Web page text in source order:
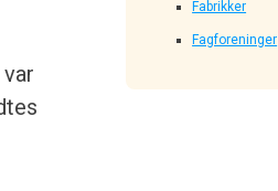
Fabrikker
Fagforeninger